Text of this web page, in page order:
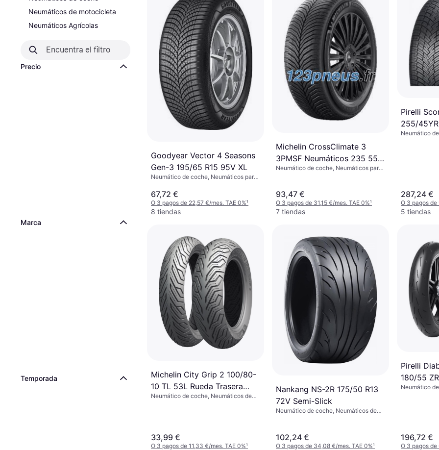
Neumáticos de motocicleta
Neumáticos Agrícolas
Precio
Marca
Temporada
Goodyear Vector 4 Seasons
Gen-3 195/65 R15 95V XL
Neumático de coche, Neumáticos para
Pasajeros, Perfil 65 %, Índice de
Velocidad V (240 km/h)
67,72 €
O 3 pagos de 22,57 €/mes. TAE 0%¹
8 tiendas
Michelin CrossClimate 3
3PMSF Neumáticos 235 55
R18 100V
Neumático de coche, Neumáticos para
93,47 €
O 3 pagos de 31,15 €/mes. TAE 0%¹
7 tiendas
Pirelli
255/
Neumático
287,24 €
O 3 pagos de
5 tiendas
Michelin City Grip 2 100/80-
10 TL 53L Rueda Trasera
M/C Rueda Delantera
Neumático de coche, Neumáticos de
33,99 €
O 3 pagos de 11,33 €/mes. TAE 0%¹
Nankang NS-2R 175/50 R13
72V Semi-Slick
Neumático de coche, Neumáticos de
102,24 €
O 3 pagos de 34,08 €/mes. TAE 0%¹
Pirelli
180/55
Neumático
196,72 €
O 3 pagos de